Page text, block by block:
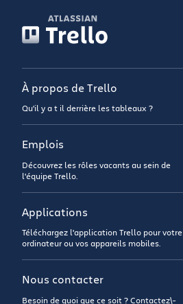
À propos de Trello
Qu'il y a t il derrière les tableaux ?
Emplois
Découvrez les rôles vacants au sein de
l'équipe Trello.
Applications
Téléchargez l'application Trello pour votre
ordinateur ou vos appareils mobiles.
Nous contacter
Besoin de quoi que ce soit ? Contactez\-